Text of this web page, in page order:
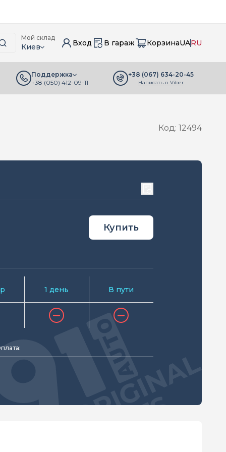
Мой склад
Киев Вход В гараж КорзинаUARU
Поддержка
+38 (050) 412-09-11
+38 (067) 634-20-45
Написать в Viber
Код: 12494
Купить
1 день В пути